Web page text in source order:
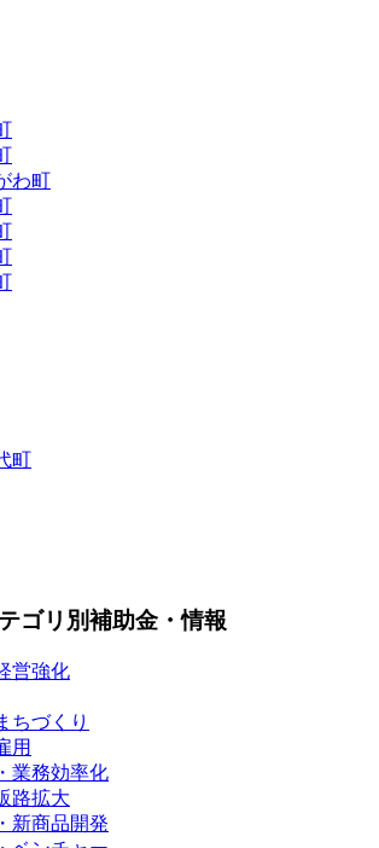
わ町
町
ゴリ別補助金・情報
営強化
ちづくり
用
業務効率化
路拡大
新商品開発